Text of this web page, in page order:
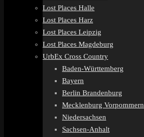
Lost Places Halle
Lost Places Harz
Lost Places Leipzig
Lost Places Magdeburg
UrbEx Cross Country
Baden-Württemberg
Bayern
Berlin Brandenburg
Mecklenburg Vorpommern
Niedersachsen
Sachsen-Anhalt